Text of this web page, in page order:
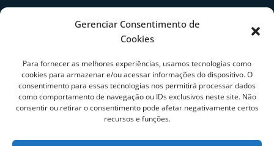
Gerenciar Consentimento de
Cookies
Para fornecer as melhores experiências, usamos tecnologias como
cookies para armazenar e/ou acessar informações do dispositivo. O
consentimento para essas tecnologias nos permitirá processar dados
como comportamento de navegação ou IDs exclusivos neste site. Não
consentir ou retirar o consentimento pode afetar negativamente certos
recursos e funções.
Artigos